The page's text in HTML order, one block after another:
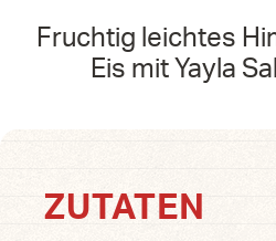
Fruchtig leichtes
Eis mit Yayla
ZUTATEN